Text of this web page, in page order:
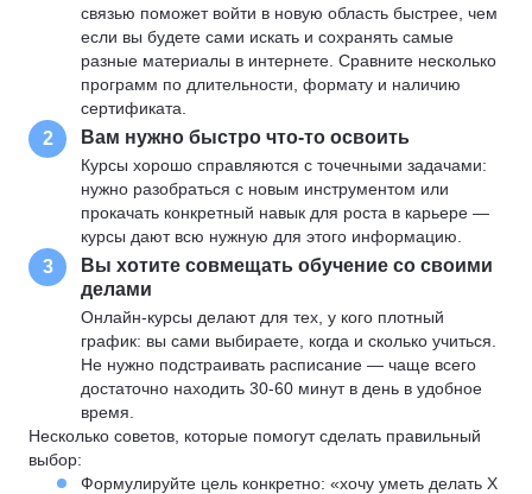
связью поможет войти в новую область быстрее, чем
если вы будете сами искать и сохранять самые
разные материалы в интернете. Сравните несколько
программ по длительности, формату и наличию
сертификата.
2 Вам нужно быстро что-то освоить
Курсы хорошо справляются с точечными задачами:
нужно разобраться с новым инструментом или
прокачать конкретный навык для роста в карьере —
курсы дают всю нужную для этого информацию.
3
Вы хотите совмещать обучение со своими
делами
Онлайн-курсы делают для тех, у кого плотный
график: вы сами выбираете, когда и сколько учиться.
Не нужно подстраивать расписание — чаще всего
достаточно находить 30-60 минут в день в удобное
время.
Несколько советов, которые помогут сделать правильный
выбор:
Формулируйте цель конкретно: «хочу уметь делать X